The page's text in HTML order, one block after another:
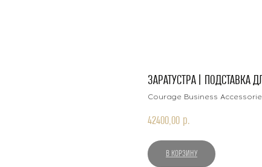
ЗАРАТУСТРА | ПОДСТАВКА
Courage Business
42400,00 р.
В КОРЗИНУ